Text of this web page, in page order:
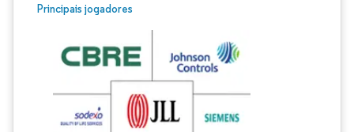
Principais jogadores
Imagem © Mordor Intelligence. O reuso requer atribuição conforme CC BY 4.0.